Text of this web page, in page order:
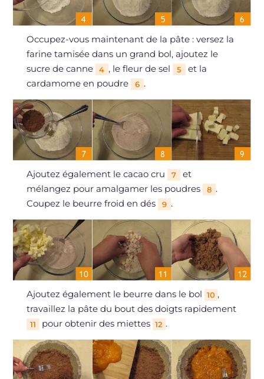
Occupez-vous maintenant de la pâte : versez la
farine tamisée dans un grand bol, ajoutez le
sucre de canne
4 , le fleur de sel 5
et la
cardamome en poudre
6 .
Ajoutez également le cacao cru 7
et
mélangez pour amalgamer les poudres
8 .
Coupez le beurre froid en dés
9 .
Ajoutez également le beurre dans le bol 10 ,
travaillez la pâte du bout des doigts rapidement
11 pour obtenir des miettes 12 .